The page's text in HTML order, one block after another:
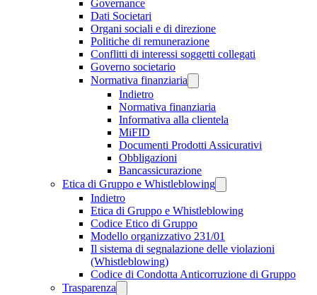
Governance
Dati Societari
Organi sociali e di direzione
Politiche di remunerazione
Conflitti di interessi soggetti collegati
Governo societario
Normativa finanziaria
Indietro
Normativa finanziaria
Informativa alla clientela
MiFID
Documenti Prodotti Assicurativi
Obbligazioni
Bancassicurazione
Etica di Gruppo e Whistleblowing
Indietro
Etica di Gruppo e Whistleblowing
Codice Etico di Gruppo
Modello organizzativo 231/01
Il sistema di segnalazione delle violazioni
(Whistleblowing)
Codice di Condotta Anticorruzione di Gruppo
Trasparenza